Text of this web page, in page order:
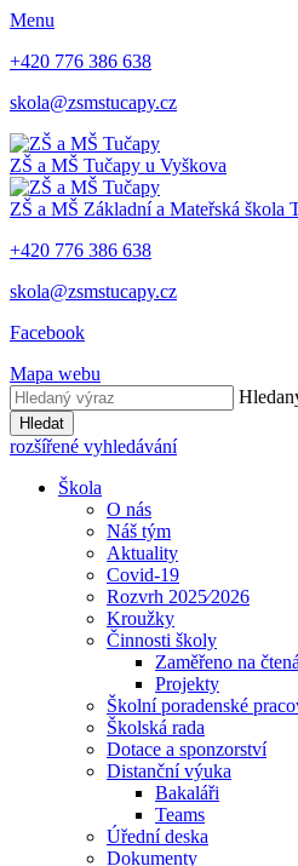
Menu
+420 776 386 638
skola@zsmstucapy.cz
ZŠ a MŠ Tučapy u Vyškova
ZŠ a MŠ Základní a Mateřská škola
+420 776 386 638
skola@zsmstucapy.cz
Facebook
Mapa webu
Hledat
rozšířené vyhledávání
Škola
O nás
Náš tým
Aktuality
Covid-19
Rozvrh 2025⁄2026
Kroužky
Činnosti školy
Zaměřeno na
Projekty
Školní poradenské
Školská rada
Dotace a sponzorství
Distanční výuka
Bakaláři
Teams
Úřední deska
Dokumenty